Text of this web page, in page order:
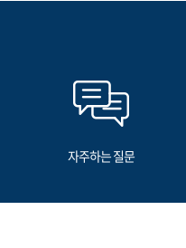
자주하는 질문